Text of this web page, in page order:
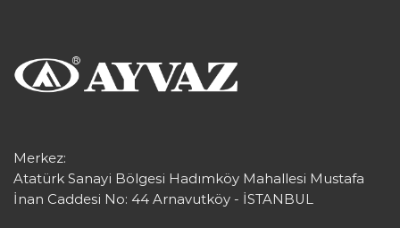
Merkez:
Atatürk Sanayi Bölgesi Hadımköy Mahallesi Mustafa
İnan Caddesi No: 44 Arnavutköy - İSTANBUL